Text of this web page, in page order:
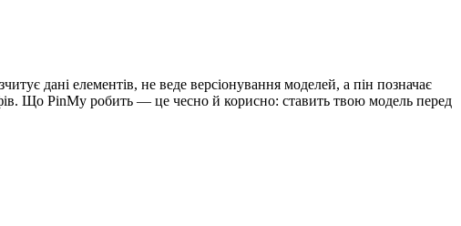
дані елементів, не веде версіонування моделей, а пін позначає
Що PinMy робить — це чесно й корисно: ставить твою модель перед